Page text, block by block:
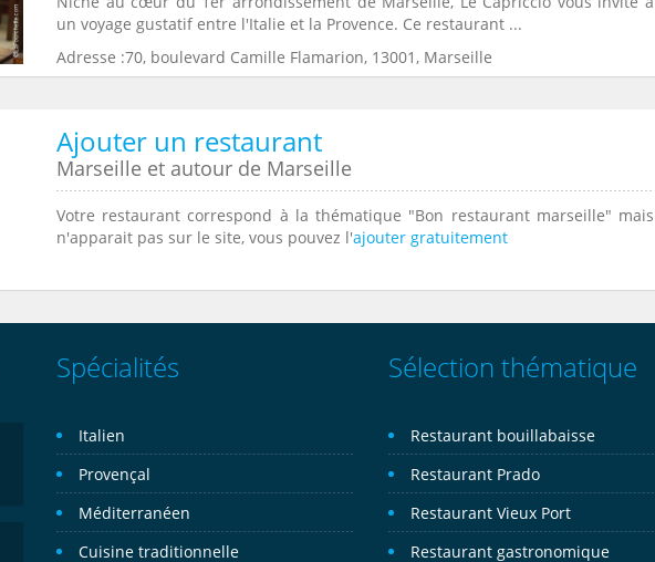
un voyage gustatif entre l'Italie et la Provence. Ce restaurant ...
Adresse :70, boulevard Camille Flamarion, 13001, Marseille
Ajouter un restaurant
Marseille et autour de Marseille
Votre restaurant correspond à la thématique "Bon restaurant marseille" mais
n'apparait pas sur le site, vous pouvez l'ajouter gratuitement
Spécialités
Italien
Provençal
Méditerranéen
Cuisine traditionnelle
Sélection thématique
Restaurant bouillabaisse
Restaurant Prado
Restaurant Vieux Port
Restaurant gastronomique